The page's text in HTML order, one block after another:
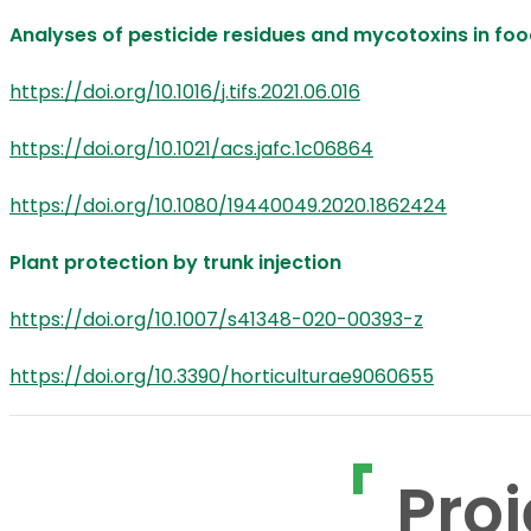
Analyses of pesticide residues and mycotoxins in
https://doi.org/10.1016/j.tifs.2021.06.016
https://doi.org/10.1021/acs.jafc.1c06864
https://doi.org/10.1080/19440049.2020.1862424
Plant protection by trunk injection
https://doi.org/10.1007/s41348-020-00393-z
https://doi.org/10.3390/horticulturae9060655